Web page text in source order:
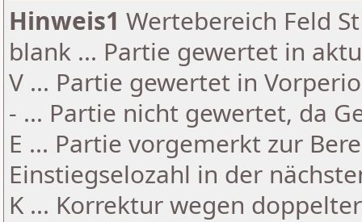
Hinweis1 Wertebereich Feld
blank ... Partie gewertet in
V ... Partie gewertet in
- ... Partie nicht gewertet, da
E ... Partie vorgemerkt zur
Einstiegselozahl in der
K ... Korrektur wegen